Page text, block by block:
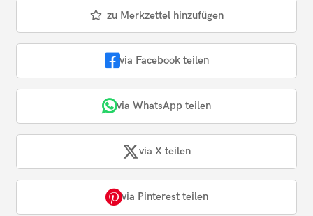
zu Merkzettel hinzufügen
via Facebook teilen
via WhatsApp teilen
via X teilen
via Pinterest teilen